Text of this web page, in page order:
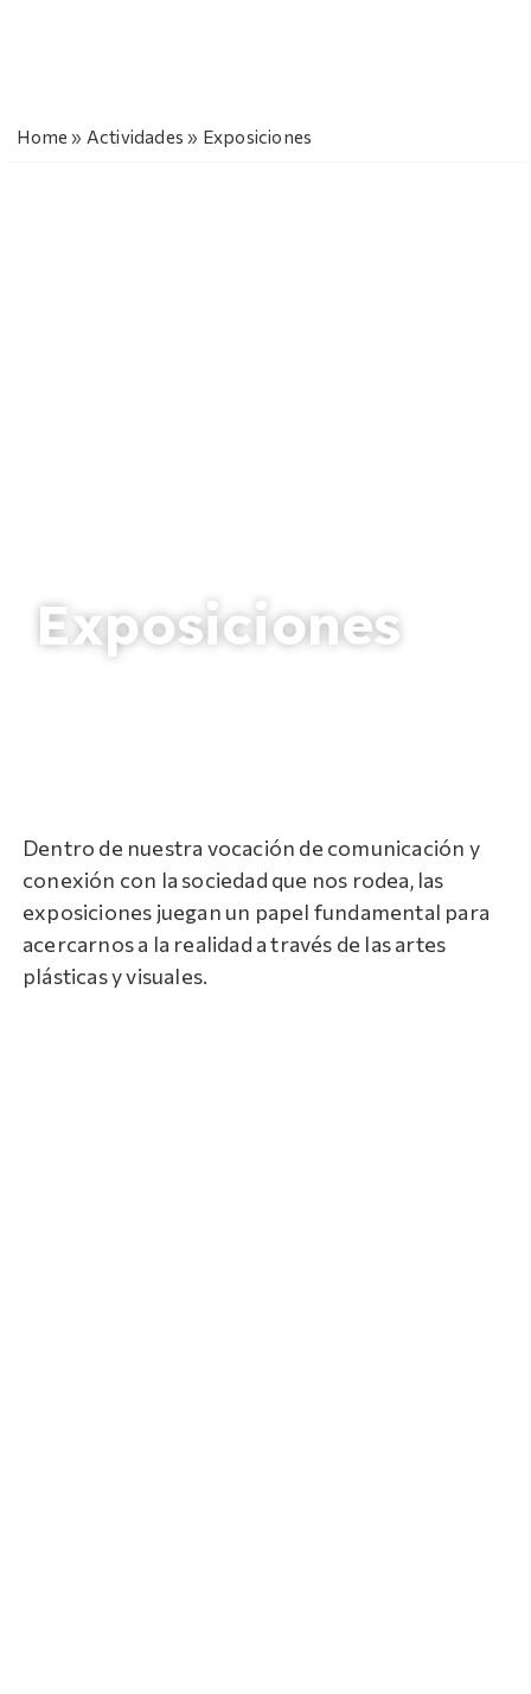
Home » Actividades » Exposiciones
Exposiciones
Dentro de nuestra vocación de comunicación y
conexión con la sociedad que nos rodea, las
exposiciones juegan un papel fundamental para
acercarnos a la realidad a través de las artes
plásticas y visuales.